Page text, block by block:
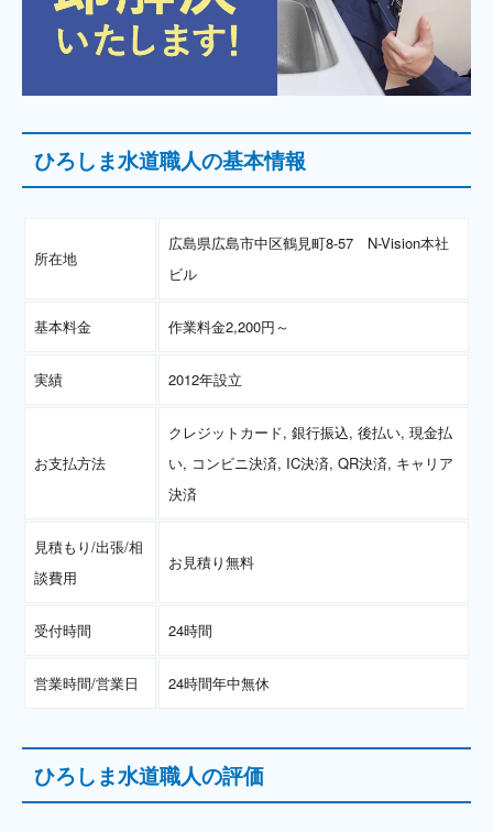
ひろしま水道職人の基本情報
所在地
広島県広島市中区鶴見町8-57 N-Vision本社
ビル
基本料金 作業料金2,200円～
実績 2012年設立
お支払方法
クレジットカード, 銀行振込, 後払い, 現金払
い, コンビニ決済, IC決済, QR決済, キャリア
決済
見積もり/出張/相
談費用
お見積り無料
受付時間 24時間
営業時間/営業日 24時間年中無休
ひろしま水道職人の評価